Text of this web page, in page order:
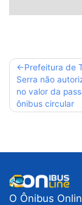
de
Post
Prefeitura de
Serra não
no valor da
ônibus circular
O Ônibus